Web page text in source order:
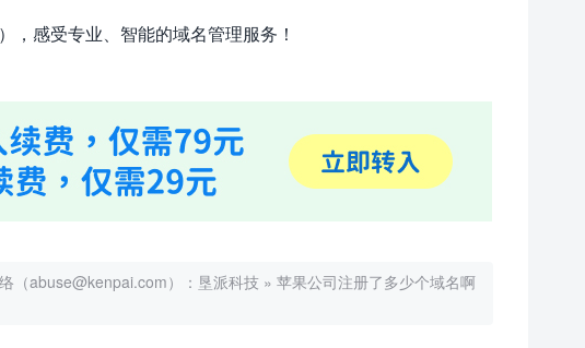
，感受专业、智能的域名管理服务！
（abuse@kenpai.com）： 垦派科技 » 苹果公司注册了多少个域名啊